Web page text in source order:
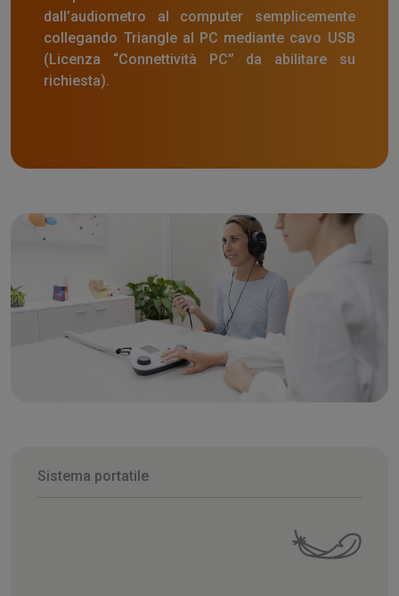
dall’audiometro al computer semplicemente
collegando Triangle al PC mediante cavo USB
(Licenza “Connettività PC’’ da abilitare su
richiesta).
Sistema portatile